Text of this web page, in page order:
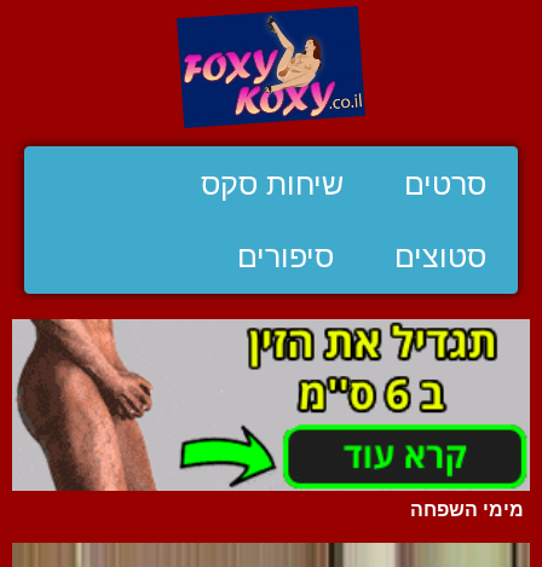
סרטים שיחות סקס
סטוצים סיפורים
מימי השפחה